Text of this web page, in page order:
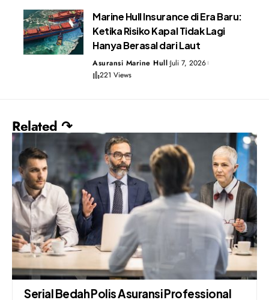
Marine Hull Insurance di Era Baru:
Ketika Risiko Kapal Tidak Lagi
Hanya Berasal dari Laut
Asuransi Marine Hull Juli 7, 2026
221 Views
Related ↷
Serial Bedah Polis Asuransi Professional